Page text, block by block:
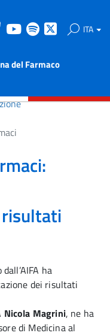
Bluesky
Youtube
Spotify ITA
del Farmaco
ha
dei risultati
Nicola Magrini, ne ha
di Medicina al